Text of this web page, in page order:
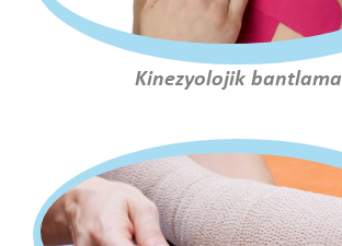
Kinezyolojik bantlama